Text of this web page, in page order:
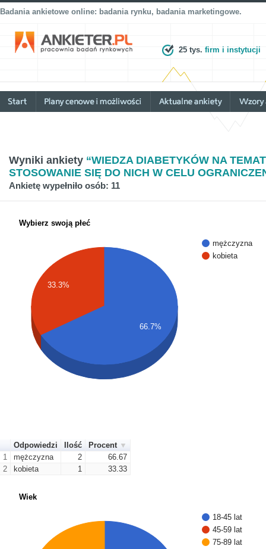
Badania ankietowe online: badania rynku, badania marketingowe.
25 tys. firm i instytucji
Wyniki ankiety “WIEDZA DIABETYKÓW NA
STOSOWANIE SIĘ DO NICH W CELU
Ankietę wypełniło osób: 11
Wybierz swoją płeć
mężczyzna
kobieta
33.3%
66.7%
Odpowiedzi Ilość
Procent
1
mężczyzna 2
66.67
2
kobieta 1 33.33
Wiek
18-45 lat
45-59 lat
75-89 lat